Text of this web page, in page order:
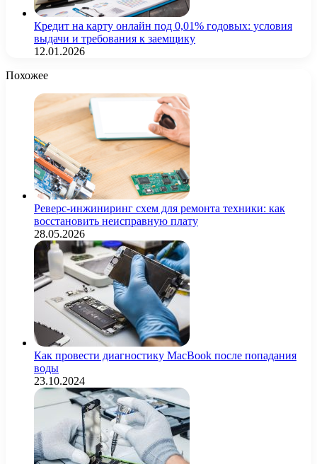
Кредит на карту онлайн под 0,01% годовых: условия
выдачи и требования к заемщику
12.01.2026
Похожее
Реверс-инжиниринг схем для ремонта техники: как
восстановить неисправную плату
28.05.2026
Как провести диагностику MacBook после попадания
воды
23.10.2024